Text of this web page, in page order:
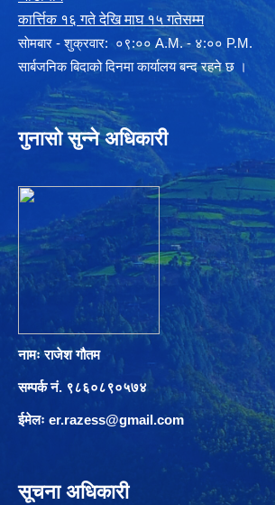
कार्त्तिक १६ गते देखि माघ १५ गतेसम्म
साेमबार - शुक्रवार: ०९:०० A.M. - ४:०० P.M.
सार्बजनिक बिदाको दिनमा कार्यालय बन्द रहने छ ।
गुनासो सुन्ने अधिकारी
नामः राजेश गौतम
सम्पर्क नं. ९८६०८९०५७४
ईमेलः er.razess@gmail.com
सूचना अधिकारी